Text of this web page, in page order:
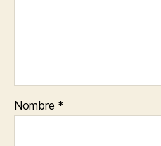
Nombre *